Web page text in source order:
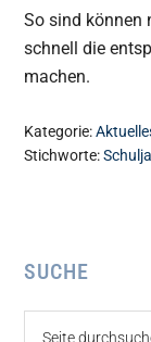
So sind können
schnell die
machen.
Kategorie:
Stichworte:
SUCHE